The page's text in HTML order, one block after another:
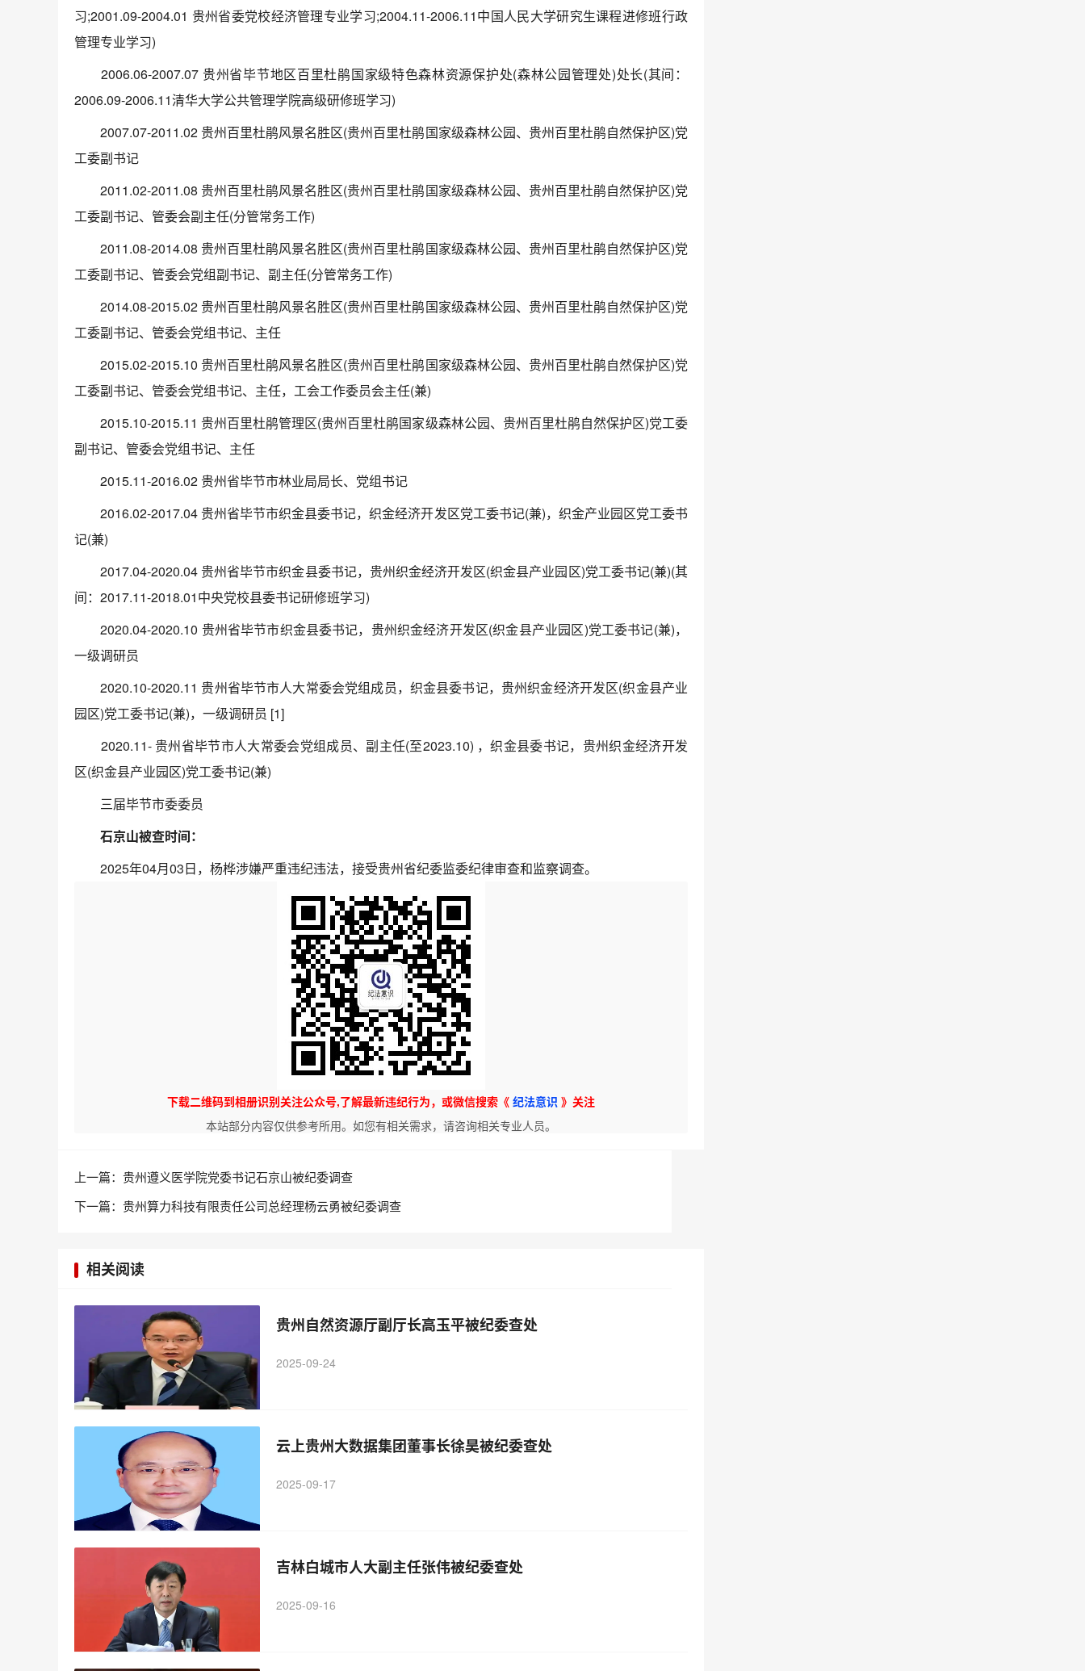
习;2001.09-2004.01 贵州省委党校经济管理专业学习;2004.11-2006.11中国人民大学研究生课程进修班行政
管理专业学习)
2006.06-2007.07 贵州省毕节地区百里杜鹃国家级特色森林资源保护处(森林公园管理处)处长(其间：
2006.09-2006.11清华大学公共管理学院高级研修班学习)
2007.07-2011.02 贵州百里杜鹃风景名胜区(贵州百里杜鹃国家级森林公园、贵州百里杜鹃自然保护区)党
工委副书记
2011.02-2011.08 贵州百里杜鹃风景名胜区(贵州百里杜鹃国家级森林公园、贵州百里杜鹃自然保护区)党
工委副书记、管委会副主任(分管常务工作)
2011.08-2014.08 贵州百里杜鹃风景名胜区(贵州百里杜鹃国家级森林公园、贵州百里杜鹃自然保护区)党
工委副书记、管委会党组副书记、副主任(分管常务工作)
2014.08-2015.02 贵州百里杜鹃风景名胜区(贵州百里杜鹃国家级森林公园、贵州百里杜鹃自然保护区)党
工委副书记、管委会党组书记、主任
2015.02-2015.10 贵州百里杜鹃风景名胜区(贵州百里杜鹃国家级森林公园、贵州百里杜鹃自然保护区)党
工委副书记、管委会党组书记、主任，工会工作委员会主任(兼)
2015.10-2015.11 贵州百里杜鹃管理区(贵州百里杜鹃国家级森林公园、贵州百里杜鹃自然保护区)党工委
副书记、管委会党组书记、主任
2015.11-2016.02 贵州省毕节市林业局局长、党组书记
2016.02-2017.04 贵州省毕节市织金县委书记，织金经济开发区党工委书记(兼)，织金产业园区党工委书
记(兼)
2017.04-2020.04 贵州省毕节市织金县委书记，贵州织金经济开发区(织金县产业园区)党工委书记(兼)(其
间：2017.11-2018.01中央党校县委书记研修班学习)
2020.04-2020.10 贵州省毕节市织金县委书记，贵州织金经济开发区(织金县产业园区)党工委书记(兼)，
一级调研员
2020.10-2020.11 贵州省毕节市人大常委会党组成员，织金县委书记，贵州织金经济开发区(织金县产业
园区)党工委书记(兼)，一级调研员 [1]
2020.11- 贵州省毕节市人大常委会党组成员、副主任(至2023.10) ，织金县委书记，贵州织金经济开发
区(织金县产业园区)党工委书记(兼)
三届毕节市委委员
石京山被查时间：
2025年04月03日，杨桦涉嫌严重违纪违法，接受贵州省纪委监委纪律审查和监察调查。
下载二维码到相册识别关注公众号,了解最新违纪行为，或微信搜索《 纪法意识 》关注
本站部分内容仅供参考所用。如您有相关需求，请咨询相关专业人员。
上一篇： 贵州遵义医学院党委书记石京山被纪委调查
下一篇： 贵州算力科技有限责任公司总经理杨云勇被纪委调查
相关阅读
贵州自然资源厅副厅长高玉平被纪委查处
2025-09-24
云上贵州大数据集团董事长徐昊被纪委查处
2025-09-17
吉林白城市人大副主任张伟被纪委查处
2025-09-16